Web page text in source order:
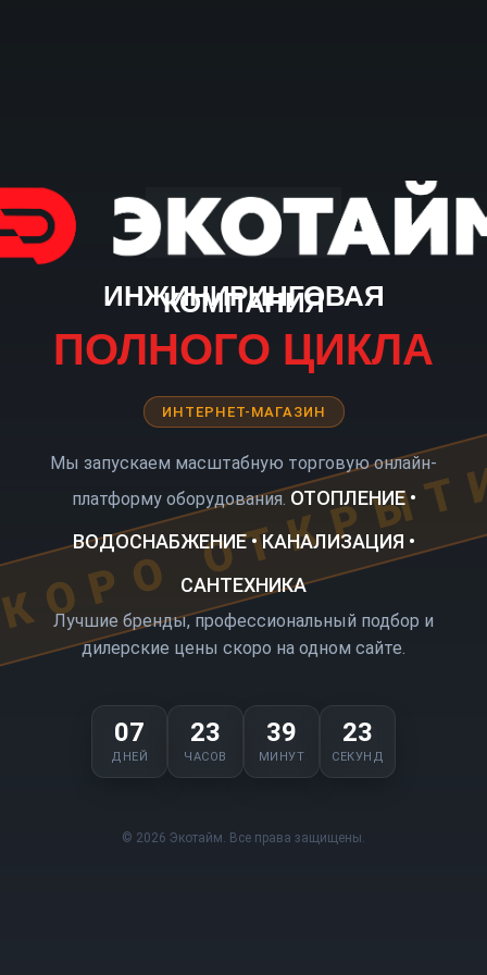
ИНЖИНИРИНГОВАЯ
КОМПАНИЯ
ПОЛНОГО ЦИКЛА
ИНТЕРНЕТ-МАГАЗИН
Мы запускаем масштабную торговую онлайн-
платформу оборудования. ОТОПЛЕНИЕ •
ВОДОСНАБЖЕНИЕ • КАНАЛИЗАЦИЯ •
САНТЕХНИКА
Лучшие бренды, профессиональный подбор и
дилерские цены скоро на одном сайте.
07
ДНЕЙ
23
ЧАСОВ
39
МИНУТ
23
СЕКУНД
© 2026 Экотайм. Все права защищены.